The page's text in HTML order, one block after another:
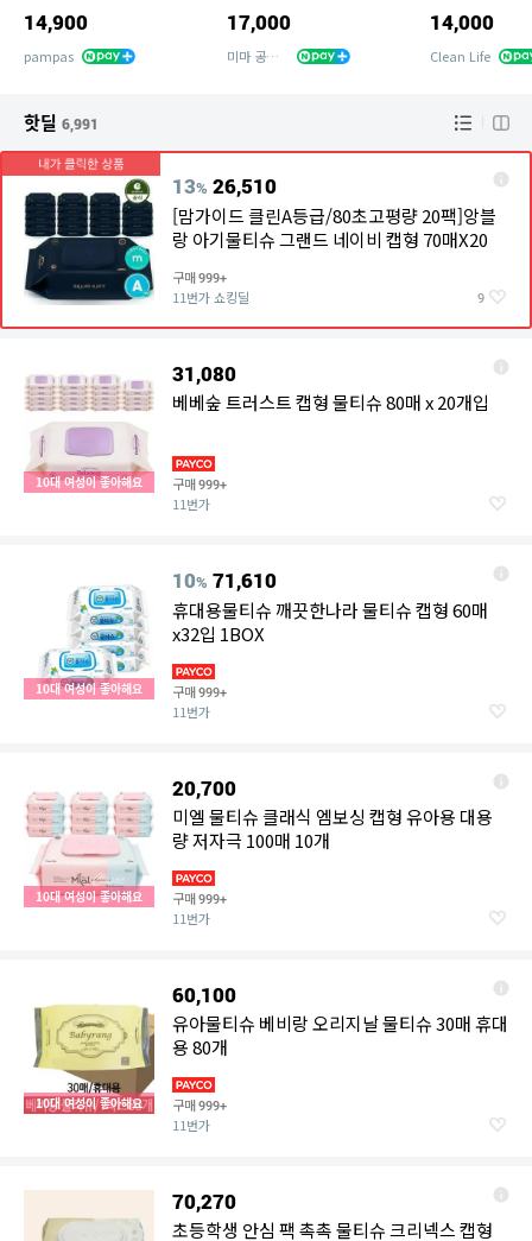
14,900
pampas
17,000
미마 공식몰
14,000
Clean Life
핫딜 6,991
13% 26,510
[맘가이드 클린A등급/80초고평량 20팩]앙블
랑 아기물티슈 그랜드 네이비 캡형 70매X20
구매999+
11번가 쇼킹딜 9
10대 여성이 좋아해요
31,080
베베숲 트러스트 캡형 물티슈 80매 x 20개입
구매999+
11번가
10대 여성이 좋아해요
10% 71,610
휴대용물티슈 깨끗한나라 물티슈 캡형 60매
x32입 1BOX
구매999+
11번가
10대 여성이 좋아해요
20,700
미엘 물티슈 클래식 엠보싱 캡형 유아용 대용
량 저자극 100매 10개
구매999+
11번가
10대 여성이 좋아해요
60,100
유아물티슈 베비랑 오리지날 물티슈 30매 휴대
용 80개
구매999+
11번가
70,270
초등학생 안심 팩 촉촉 물티슈 크리넥스 캡형